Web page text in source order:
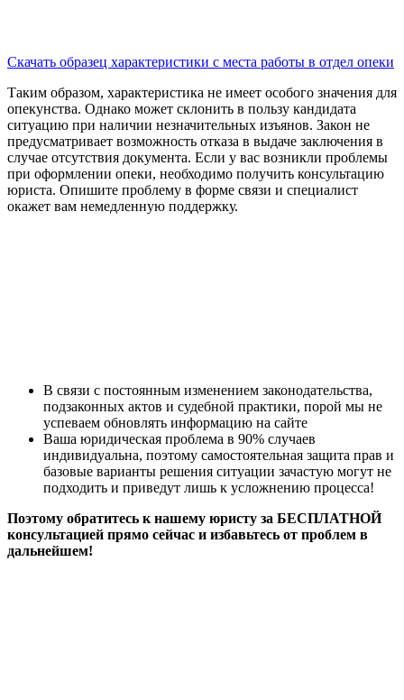
Скачать образец характеристики с места работы в отдел опеки
Таким образом, характеристика не имеет особого значения для
опекунства. Однако может склонить в пользу кандидата
ситуацию при наличии незначительных изъянов. Закон не
предусматривает возможность отказа в выдаче заключения в
случае отсутствия документа. Если у вас возникли проблемы
при оформлении опеки, необходимо получить консультацию
юриста. Опишите проблему в форме связи и специалист
окажет вам немедленную поддержку.
В связи с постоянным изменением законодательства,
подзаконных актов и судебной практики, порой мы не
успеваем обновлять информацию на сайте
Ваша юридическая проблема в 90% случаев
индивидуальна, поэтому самостоятельная защита прав и
базовые варианты решения ситуации зачастую могут не
подходить и приведут лишь к усложнению процесса!
Поэтому обратитесь к нашему юристу за БЕСПЛАТНОЙ
консультацией прямо сейчас и избавьтесь от проблем в
дальнейшем!